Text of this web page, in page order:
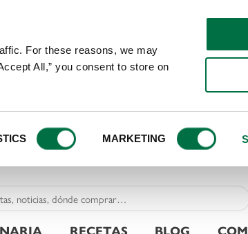
For these reasons, we may
All,” you consent to store on
MARKETING
RECETAS BLOG